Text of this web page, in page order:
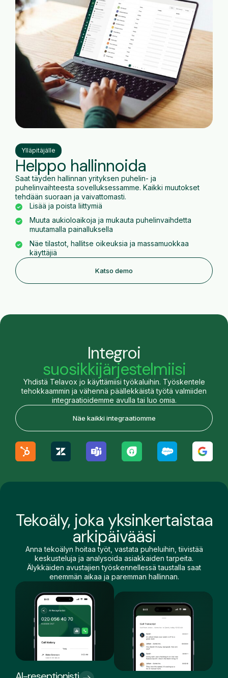
Ylläpitäjälle
Helppo hallinnoida
Saat täyden hallinnan yrityksen puhelin- ja
puhelinvaihteesta sovelluksessamme. Kaikki muutokset
tehdään suoraan ja vaivattomasti.
Lisää ja poista liittymiä
Muuta aukioloaikoja ja mukauta puhelinvaihdetta
muutamalla painalluksella
Näe tilastot, hallitse oikeuksia ja massamuokkaa
käyttäjiä
Katso demo
Integroi
suosikkijärjestelmiisi
Yhdistä Telavox jo käyttämiisi työkaluihin. Työskentele
tehokkaammin ja vähennä päällekkäistä työtä valmiiden
integraatioidemme avulla tai luo omia.
Näe kaikki integraatiomme
Tekoäly, joka yksinkertaistaa
arkipäivääsi
Anna tekoälyn hoitaa työt, vastata puheluihin, tiivistää
keskusteluja ja analysoida asiakkaiden tarpeita.
Älykkäiden avustajien työskennellessä taustalla saat
enemmän aikaa ja paremman hallinnan.